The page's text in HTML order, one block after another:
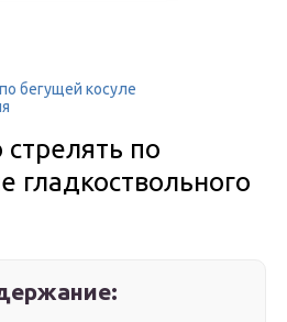
бегущей косуле
по
гладкоствольного